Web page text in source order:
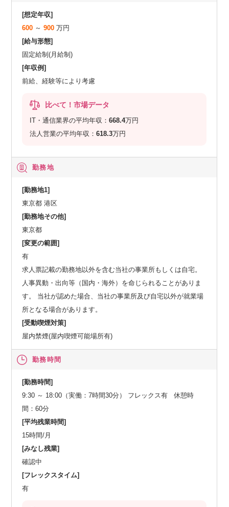
[想定年収]
600 ～900 万円
[給与形態]
固定給制(月給制)
[年収例]
前給、経験等により考慮
比べて！市場データ
IT・通信業界の平均年収：668.4万円
法人営業の平均年収：618.3万円
勤務地
[勤務地1]
東京都 港区
[勤務地その他]
東京都
[変更の範囲]
有
求人票記載の勤務地以外を含む当社の事業所もしくは自宅。
人事異動・出向等（国内・海外）を命じられることがありま
す。 当社が認めた場合、当社の事業所及び自宅以外が就業場
所となる場合があります。
[受動喫煙対策]
屋内禁煙(屋内喫煙可能場所有)
勤務時間
[勤務時間]
9:30 ～ 18:00（実働：7時間30分） フレックス有 休憩時
間：60分
[平均残業時間]
15時間/月
[みなし残業]
確認中
[フレックスタイム]
有